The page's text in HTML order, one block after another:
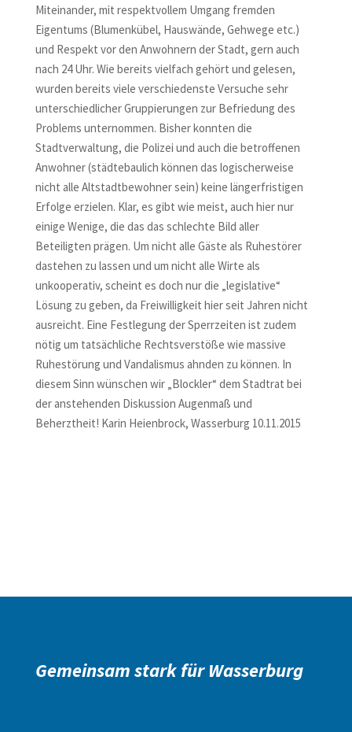
Miteinander, mit respektvollem Umgang fremden
Eigentums (Blumenkübel, Hauswände, Gehwege etc.)
und Respekt vor den Anwohnern der Stadt, gern auch
nach 24 Uhr. Wie bereits vielfach gehört und gelesen,
wurden bereits viele verschiedenste Versuche sehr
unterschiedlicher Gruppierungen zur Befriedung des
Problems unternommen. Bisher konnten die
Stadtverwaltung, die Polizei und auch die betroffenen
Anwohner (städtebaulich können das logischerweise
nicht alle Altstadtbewohner sein) keine längerfristigen
Erfolge erzielen. Klar, es gibt wie meist, auch hier nur
einige Wenige, die das das schlechte Bild aller
Beteiligten prägen. Um nicht alle Gäste als Ruhestörer
dastehen zu lassen und um nicht alle Wirte als
unkooperativ, scheint es doch nur die „legislative“
Lösung zu geben, da Freiwilligkeit hier seit Jahren nicht
ausreicht. Eine Festlegung der Sperrzeiten ist zudem
nötig um tatsächliche Rechtsverstöße wie massive
Ruhestörung und Vandalismus ahnden zu können. In
diesem Sinn wünschen wir „Blockler“ dem Stadtrat bei
der anstehenden Diskussion Augenmaß und
Beherztheit! Karin Heienbrock, Wasserburg 10.11.2015
Gemeinsam stark für Wasserburg